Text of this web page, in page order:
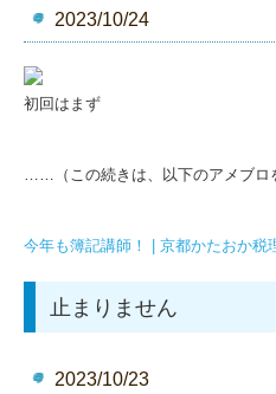
2023/10/24
初回はまず
……（この続きは、以下のアメブロ
今年も簿記講師！ | 京都かたおか税
止まりません
2023/10/23